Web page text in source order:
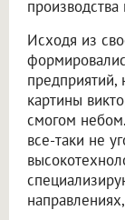
Исходя из
предприятий,
картины
смогом
все-таки не